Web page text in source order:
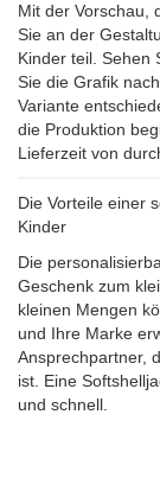
Mit der Vorschau,
Sie an der
Kinder teil. Sehen
Sie die Grafik
Variante
die Produktion
Lieferzeit von
Die Vorteile einer
Kinder
Die
Geschenk zum
kleinen Mengen
und Ihre Marke
Ansprechpartner,
ist. Eine
und schnell.